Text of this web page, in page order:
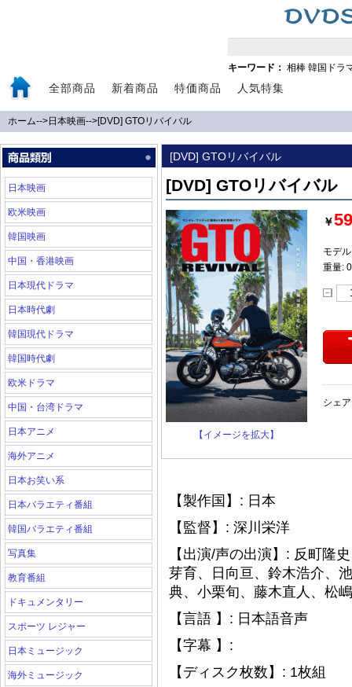
キーワード： 相棒 韓国ドラ
全部商品 新着商品 特価商品 人気特集
ホーム-->日本映画-->[DVD] GTOリバイバル
日本映画
欧米映画
韓国映画
中国・香港映画
日本現代ドラマ
日本時代劇
韓国現代ドラマ
韓国時代劇
欧米ドラマ
中国・台湾ドラマ
日本アニメ
海外アニメ
日本お笑い系
日本バラエティ番組
韓国バラエティ番組
写真集
教育番組
ドキュメンタリー
スポーツ レジャー
日本ミュージック
海外ミュージック
[DVD] GTOリバイバル
[DVD] GTOリバイバル
【イメージを拡大】
￥
モデ
重量:
シェ
【製作国】: 日本
【監督】: 深川栄洋
【出演/声の出演】: 反町隆
芽育、日向亘、鈴木浩介、
典、小栗旬、藤木直人、松
【言語 】: 日本語音声
【字幕 】:
【ディスク枚数】: 1枚組